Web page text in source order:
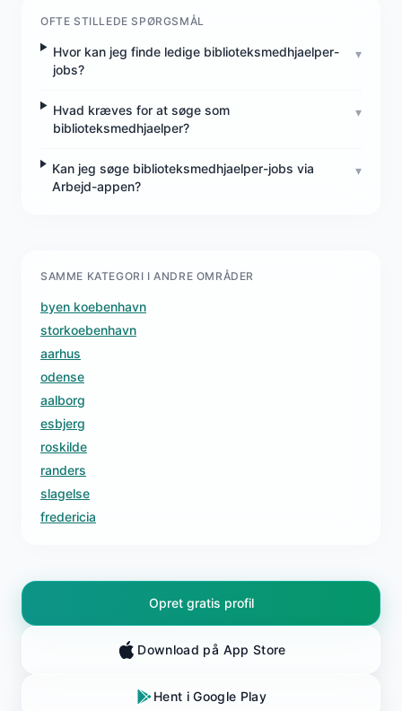
OFTE STILLEDE SPØRGSMÅL
Hvor kan jeg finde ledige biblioteksmedhjaelper-
jobs?
▾
Hvad kræves for at søge som
biblioteksmedhjaelper?
▾
Kan jeg søge biblioteksmedhjaelper-jobs via
Arbejd-appen?
▾
SAMME KATEGORI I ANDRE OMRÅDER
byen koebenhavn
storkoebenhavn
aarhus
odense
aalborg
esbjerg
roskilde
randers
slagelse
fredericia
Opret gratis profil
Download på App Store
Hent i Google Play